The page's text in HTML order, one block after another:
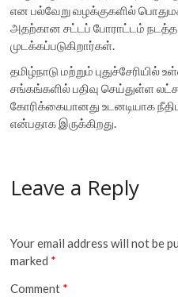
என பல்வேறு வழக்குகளில்
அதற்கான சட்டப் போராட்டம் நடத்த
முடக்கப்படுகிறார்கள்.
தமிழ்நாடு மற்றும்
சங்கங்களில் பதிவு செய்துள்ள
கோரிக்கையானது உடனடியாக
என்பதாக இருக்கிறது.
Leave a Reply
Your email address will not be
marked *
Comment *